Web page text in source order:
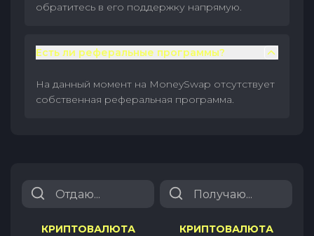
обратитесь в его поддержку напрямую.
Есть ли реферальные программы?
На данный момент на MoneySwap отсутствует
собственная реферальная программа.
КРИПТОВАЛЮТА
КРИПТОВАЛЮТА